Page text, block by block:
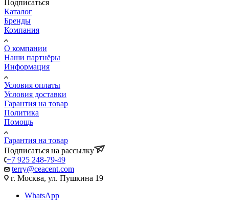
Подписаться
Каталог
Бренды
Компания
О компании
Наши партнёры
Информация
Условия оплаты
Условия доставки
Гарантия на товар
Политика
Помощь
Гарантия на товар
Подписаться на рассылку
+7 925 248-79-49
terry@ceacent.com
г. Москва, ул. Пушкина 19
WhatsApp